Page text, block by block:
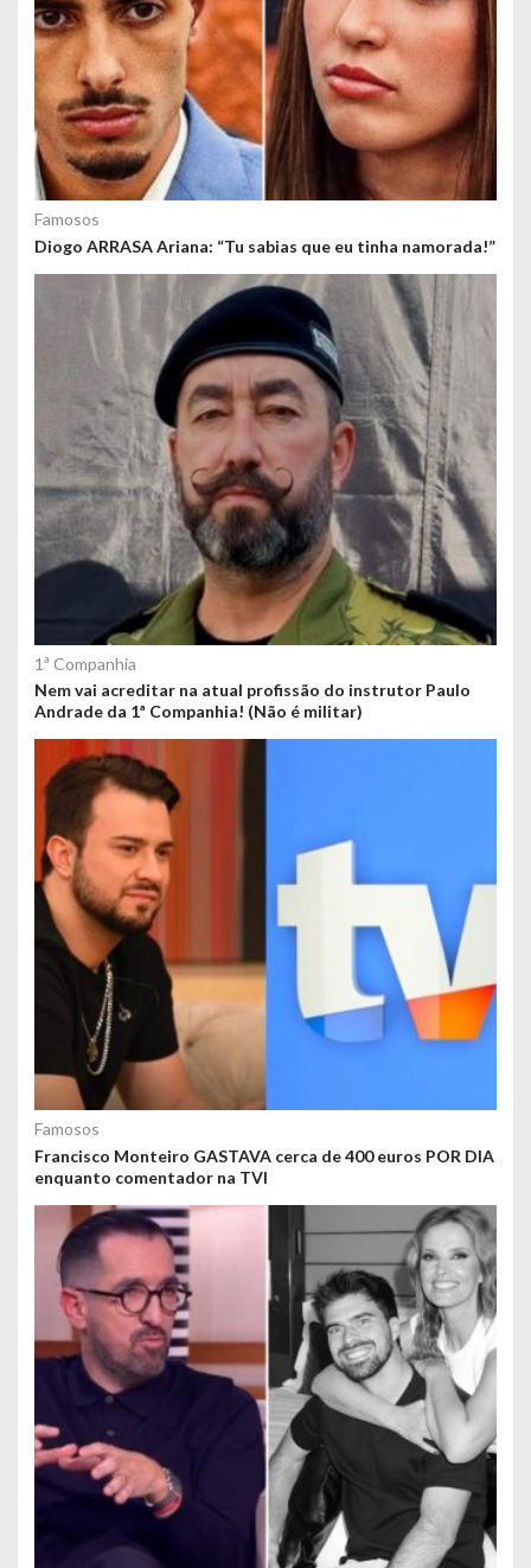
Famosos
Diogo ARRASA Ariana: “Tu sabias que eu tinha namorada!”
1ª Companhia
Nem vai acreditar na atual profissão do instrutor Paulo
Andrade da 1ª Companhia! (Não é militar)
Famosos
Francisco Monteiro GASTAVA cerca de 400 euros POR DIA
enquanto comentador na TVI